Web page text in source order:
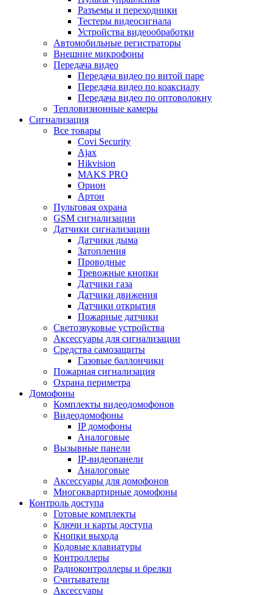
Разъемы и переходники
Тестеры видеосигнала
Устройства видеообработки
Автомобильные регистраторы
Внешние микрофоны
Передача видео
Передача видео по витой паре
Передача видео по коаксиалу
Передача видео по оптоволокну
Тепловизионные камеры
Сигнализация
Все товары
Covi Security
Ajax
Hikvision
MAKS PRO
Орион
Артон
Пультовая охрана
GSM сигнализации
Датчики сигнализации
Датчики дыма
Затопления
Проводные
Тревожные кнопки
Датчики газа
Датчики движения
Датчики открытия
Пожарные датчики
Светозвуковые устройства
Аксессуары для сигнализации
Средства самозащиты
Газовые баллончики
Пожарная сигнализация
Охрана периметра
Домофоны
Комплекты видеодомофонов
Видеодомофоны
IP домофоны
Аналоговые
Вызывные панели
IP-видеопанели
Аналоговые
Аксессуары для домофонов
Многоквартирные домофоны
Контроль доступа
Готовые комплекты
Ключи и карты доступа
Кнопки выхода
Кодовые клавиатуры
Контроллеры
Радиоконтроллеры и брелки
Считыватели
Аксессуары